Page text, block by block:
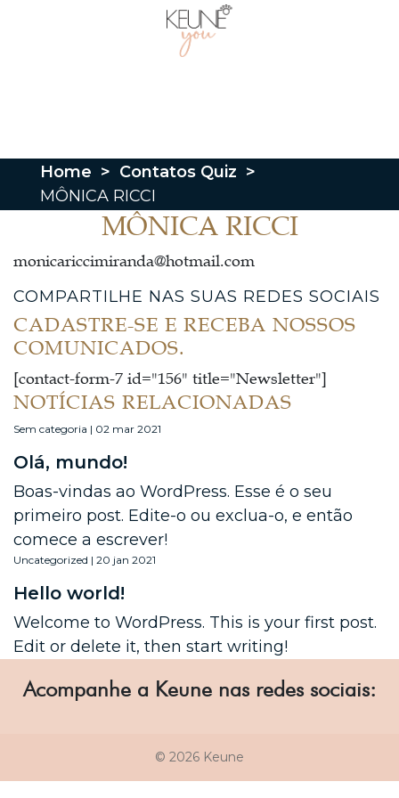
Home > Contatos Quiz >
MÔNICA RICCI
MÔNICA RICCI
monicariccimiranda@hotmail.com
COMPARTILHE NAS SUAS REDES SOCIAIS
CADASTRE-SE E RECEBA NOSSOS
COMUNICADOS.
[contact-form-7 id="156" title="Newsletter"]
NOTÍCIAS RELACIONADAS
Sem categoria | 02 mar 2021
Olá, mundo!
Boas-vindas ao WordPress. Esse é o seu
primeiro post. Edite-o ou exclua-o, e então
comece a escrever!
Uncategorized | 20 jan 2021
Hello world!
Welcome to WordPress. This is your first post.
Edit or delete it, then start writing!
Acompanhe a Keune nas redes sociais:
© 2026 Keune